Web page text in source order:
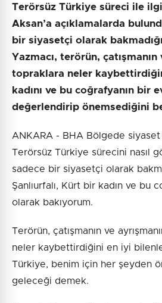
Terörsüz Türkiye süreci ile
Aksan’a açıklamalarda
bir siyasetçi olarak
Yazmacı, terörün, çatışmanın
topraklara neler
kadını ve bu coğrafyanın bir
değerlendirip önemsediğini
ANKARA - BHA Bölgede
Terörsüz Türkiye sürecini nasıl
sadece bir siyasetçi olarak
Şanlıurfalı, Kürt bir kadın ve bu
olarak bakıyorum.
Terörün, çatışmanın ve
neler kaybettirdiğini en iyi
Türkiye, benim için her şeyden
geleceği demek.